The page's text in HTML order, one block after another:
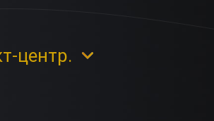
центр.